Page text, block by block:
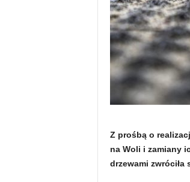
Z prośbą o
na Woli i zamiany
drzewami